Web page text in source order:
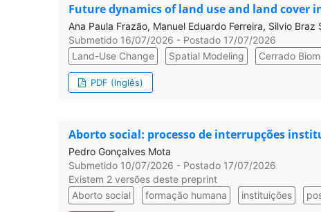
Future dynamics of land use and land cover
Ana Paula Frazão, Manuel Eduardo Ferreira, Silvio
Submetido 16/07/2026 - Postado 17/07/2026
Land-Use Change
Spatial Modeling Cerrado
PDF (Inglês)
Aborto social: processo de interrupções
Pedro Gonçalves Mota
Submetido 10/07/2026 - Postado 17/07/2026
Existem 2 versões deste preprint
Aborto social
formação humana instituições